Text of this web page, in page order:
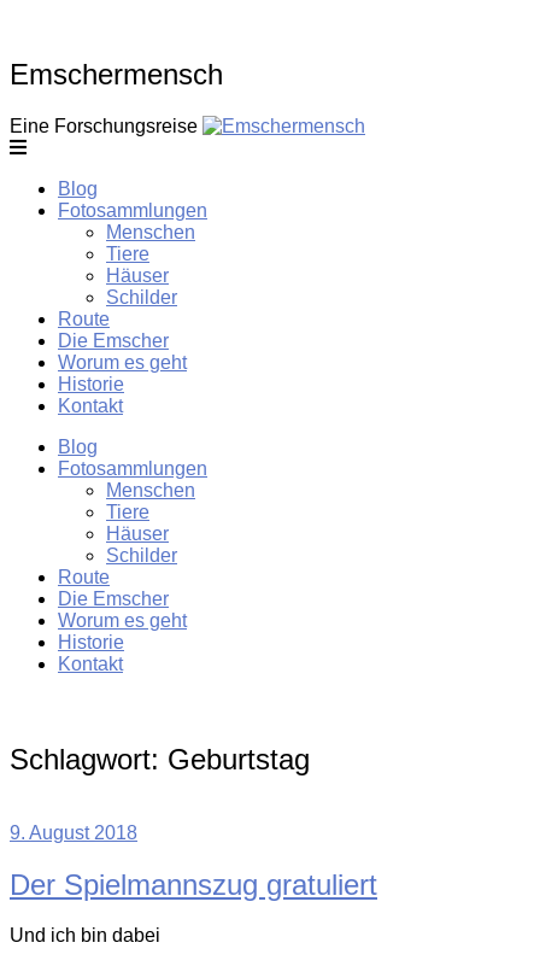
content
Emschermensch
Eine Forschungsreise
Blog
Fotosammlungen
Menschen
Tiere
Häuser
Schilder
Route
Die Emscher
Worum es geht
Historie
Kontakt
Blog
Fotosammlungen
Menschen
Tiere
Häuser
Schilder
Route
Die Emscher
Worum es geht
Historie
Kontakt
Schlagwort: Geburtstag
9. August 2018
Der Spielmannszug gratuliert
Und ich bin dabei